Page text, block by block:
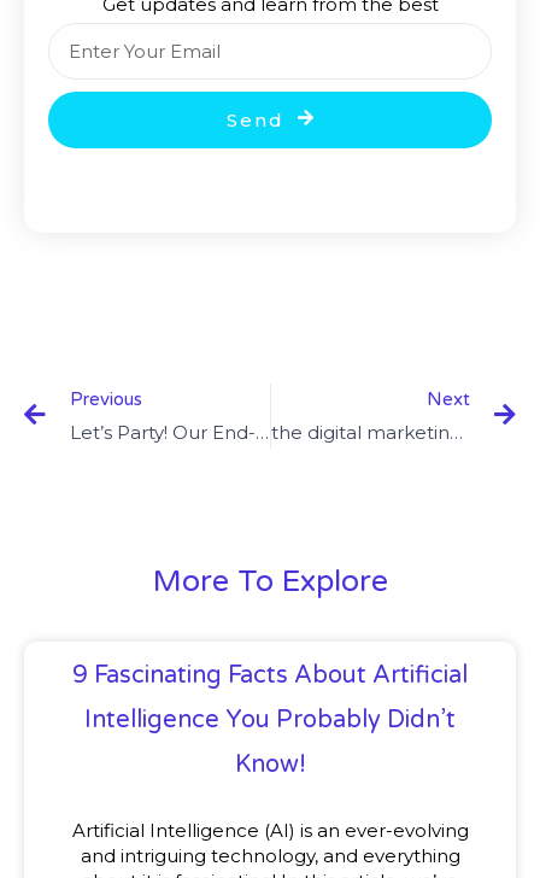
Send
Previous
Let’s Party! Our End-Of-The-Year Celebration
Next
the digital marketing revolution is here is here & now
More To Explore
9 Fascinating Facts About Artificial
Intelligence You Probably Didn’t
Know!
Artificial Intelligence (AI) is an ever-evolving
and intriguing technology, and everything